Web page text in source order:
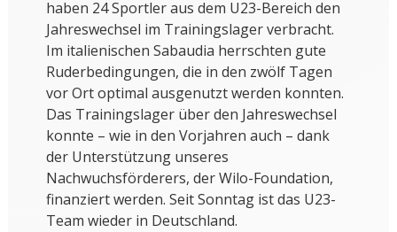
haben 24 Sportler aus dem U23-Bereich den
Jahreswechsel im Trainingslager verbracht.
Im italienischen Sabaudia herrschten gute
Ruderbedingungen, die in den zwölf Tagen
vor Ort optimal ausgenutzt werden konnten.
Das Trainingslager über den Jahreswechsel
konnte – wie in den Vorjahren auch – dank
der Unterstützung unseres
Nachwuchsförderers, der Wilo-Foundation,
finanziert werden. Seit Sonntag ist das U23-
Team wieder in Deutschland.